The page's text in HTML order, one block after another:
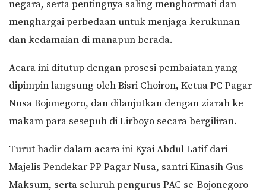
negara, serta pentingnya saling menghormati dan
menghargai perbedaan untuk menjaga kerukunan
dan kedamaian di manapun berada.
Acara ini ditutup dengan prosesi pembaiatan yang
dipimpin langsung oleh Bisri Choiron, Ketua PC Pagar
Nusa Bojonegoro, dan dilanjutkan dengan ziarah ke
makam para sesepuh di Lirboyo secara bergiliran.
Turut hadir dalam acara ini Kyai Abdul Latif dari
Majelis Pendekar PP Pagar Nusa, santri Kinasih Gus
Maksum, serta seluruh pengurus PAC se-Bojonegoro